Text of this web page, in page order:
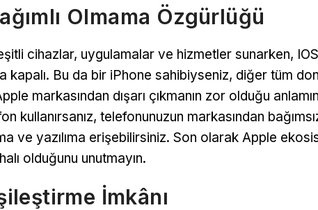
Olmama Özgürlüğü
cihazlar, uygulamalar ve hizmetler sunarken,
kapalı. Bu da bir iPhone sahibiyseniz, diğer tüm
markasından dışarı çıkmanın zor olduğu
kullanırsanız, telefonunuzun markasından
ve yazılıma erişebilirsiniz. Son olarak Apple
olduğunu unutmayın.
İmkânı